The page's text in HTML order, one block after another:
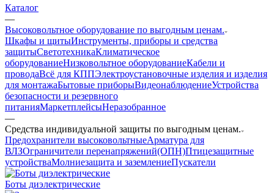
Каталог
—
Высоковольтное оборудование по выгодным ценам.
Шкафы и щитыИнструменты, приборы и средства
защитыСветотехникаКлиматическое
оборудованиеНизковольтное оборудованиеКабели и
проводаВсё для КППЭлектроустановочные изделия и изделия
для монтажаБытовые приборыВидеонаблюдениеУстройства
безопасности и резервного
питанияМаркетплейсыНеразобранное
—
Средства индивидуальной защиты по выгодным ценам.
Предохранители высоковольтныеАрматура для
ВЛЗОграничители перенапряжений(ОПН)Птицезащитные
устройстваМолниезащита и заземлениеПускатели
Боты диэлектрические